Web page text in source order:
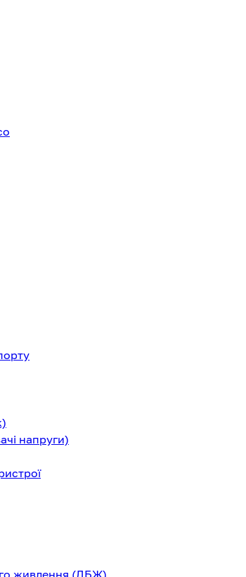
напруги)
живлення (ДБЖ)